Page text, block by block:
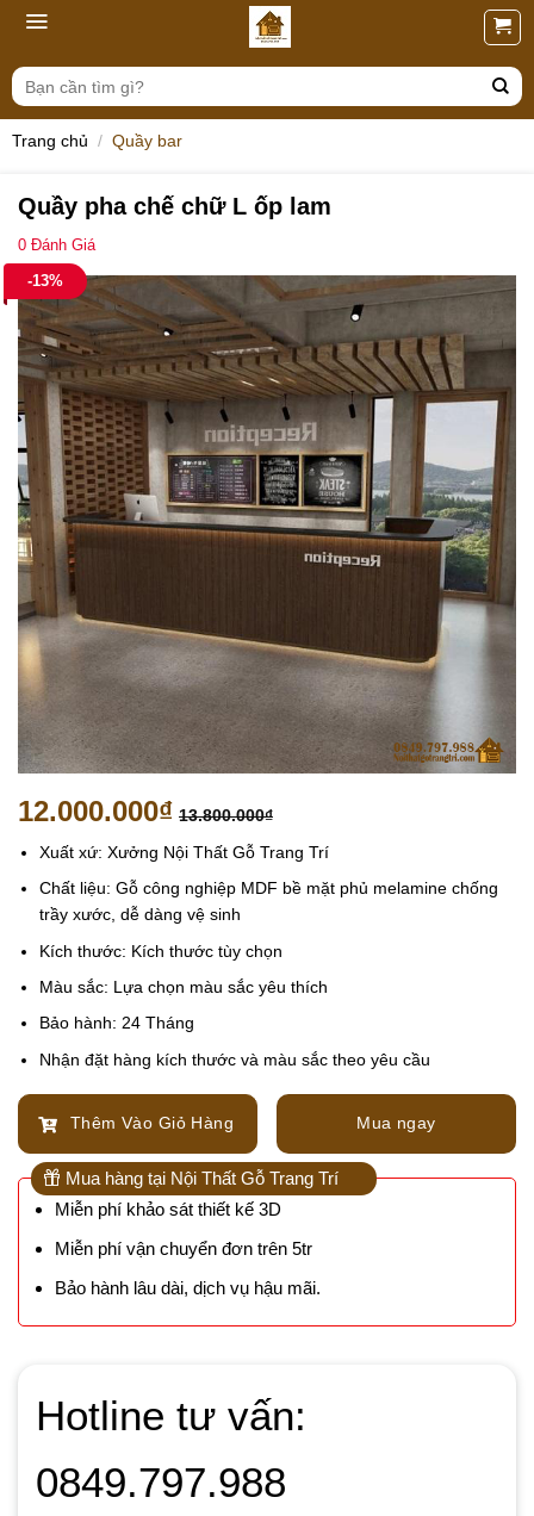
Skip
content
Tìm
kiếm:
Trang chủ / Quầy bar
Quầy pha chế chữ L ốp lam
0 Đánh Giá
-13%
12.000.000₫ 13.800.000₫
Xuất xứ: Xưởng Nội Thất Gỗ Trang Trí
Chất liệu: Gỗ công nghiệp MDF bề mặt phủ melamine chống
trầy xước, dễ dàng vệ sinh
Kích thước: Kích thước tùy chọn
Màu sắc: Lựa chọn màu sắc yêu thích
Bảo hành: 24 Tháng
Nhận đặt hàng kích thước và màu sắc theo yêu cầu
Thêm Vào Giỏ Hàng Mua ngay
Mua hàng tại Nội Thất Gỗ Trang Trí
Miễn phí khảo sát thiết kế 3D
Miễn phí vận chuyển đơn trên 5tr
Bảo hành lâu dài, dịch vụ hậu mãi.
Hotline tư vấn:
0849.797.988